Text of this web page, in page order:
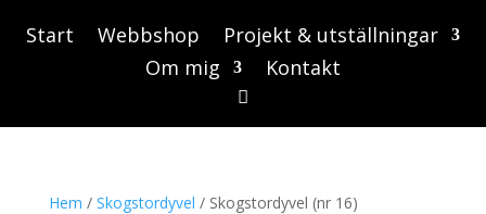
Start Webbshop
Projekt & utställningar
Om mig
Kontakt
Hem / Skogstordyvel / Skogstordyvel (nr 16)